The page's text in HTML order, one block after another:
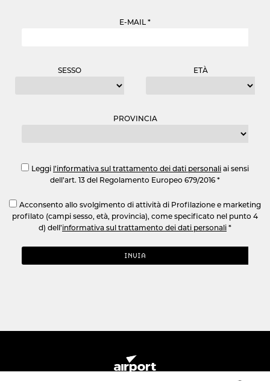
E-MAIL *
SESSO ETÀ
PROVINCIA
Leggi l’informativa sul trattamento dei dati personali ai sensi
dell’art. 13 del Regolamento Europeo 679/2016 *
Acconsento allo svolgimento di attività di Profilazione e marketing
profilato (campi sesso, età, provincia), come specificato nel punto 4
d) dell’informativa sul trattamento dei dati personali *